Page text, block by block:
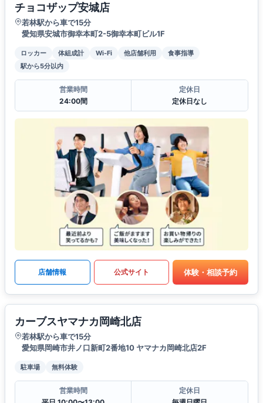
チョコザップ安城店
若林駅から車で15分
愛知県安城市御幸本町2-5御幸本町ビル1F
ロッカー 体組成計 Wi-Fi 他店舗利用
食事指導
駅から5分以内
営業時間
24:00間
定休日
定休日なし
店舗情報 公式サイト 体験・相談予約
カーブスヤマナカ岡崎北店
若林駅から車で15分
愛知県岡崎市井ノ口新町2番地10 ヤマナカ岡崎北店2F
駐車場 無料体験
営業時間
定休日